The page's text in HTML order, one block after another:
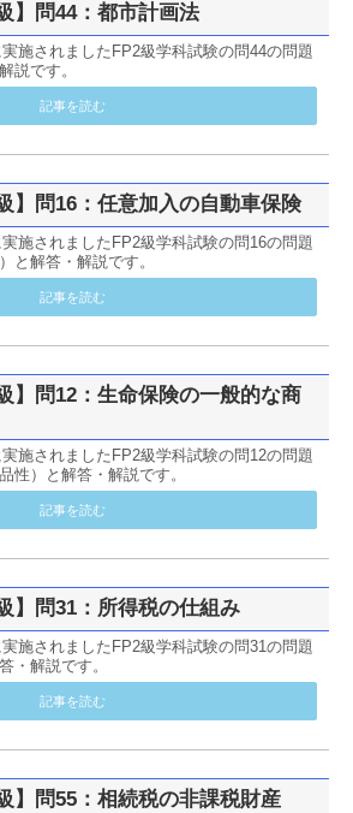
】問44：都市計画法
施されましたFP2級学科試験の問44の問題
説です。
記事を読む
】問16：任意加入の自動車保険
施されましたFP2級学科試験の問16の問題
と解答・解説です。
記事を読む
】問12：生命保険の一般的な商
施されましたFP2級学科試験の問12の問題
性）と解答・解説です。
記事を読む
】問31：所得税の仕組み
施されましたFP2級学科試験の問31の問題
・解説です。
記事を読む
】問55：相続税の非課税財産